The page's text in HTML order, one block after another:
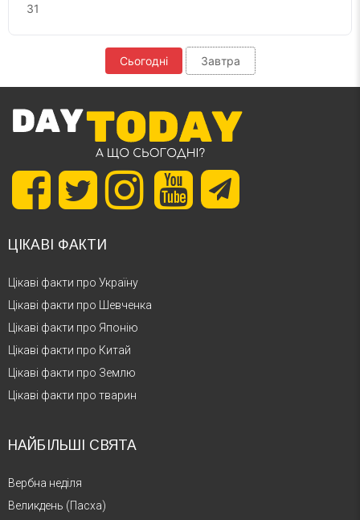
31
Сьогодні Завтра
ЦІКАВІ ФАКТИ
Цікаві факти про Україну
Цікаві факти про Шевченка
Цікаві факти про Японію
Цікаві факти про Китай
Цікаві факти про Землю
Цікаві факти про тварин
НАЙБІЛЬШІ СВЯТА
Вербна неділя
Великдень (Пасха)